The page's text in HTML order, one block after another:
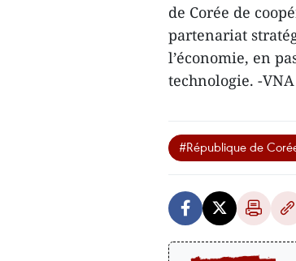
de Corée de
partenariat
l’économie, en
technologie. -VNA
#République de